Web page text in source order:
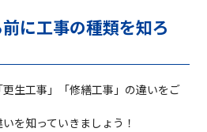
に工事の種類を知ろ
生工事」「修繕工事」の違いをご
を知っていきましょう！